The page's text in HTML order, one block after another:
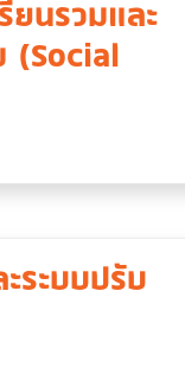
ยนรวมและ
(Social
ระบบปรับ